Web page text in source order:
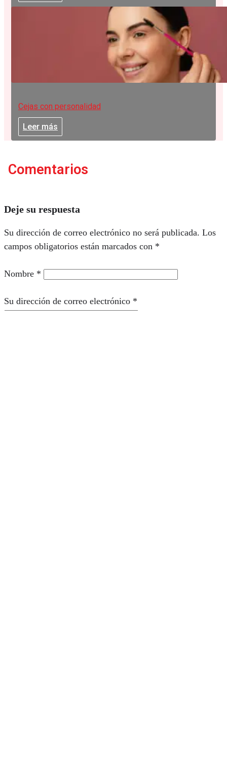
Cejas con personalidad
Leer más
Comentarios
Deje su respuesta
Su dirección de correo electrónico no será publicada. Los
campos obligatorios están marcados con *
Nombre *
Su dirección de correo electrónico *